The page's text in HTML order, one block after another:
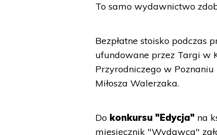
To samo wydawnictwo
Bezpłatne stoisko podczas
ufundowane przez Targi w
Przyrodniczego w
Miłosza Walerzaka.
Do konkursu "Edycja" na
miesięcznik "Wydawca"